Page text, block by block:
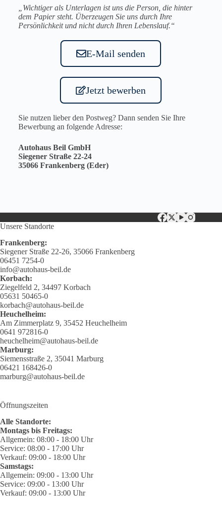
„Wichtiger als Unterlagen ist uns die Person, die hinter
dem Papier steht. Überzeugen Sie uns durch Ihre
Persönlichkeit und nicht durch Ihren Lebenslauf.“
E-Mail senden
Jetzt bewerben
Sie nutzen lieber den Postweg? Dann senden Sie Ihre
Bewerbung an folgende Adresse:
Autohaus Beil GmbH
Siegener Straße 22-24
35066 Frankenberg (Eder)
Unsere Standorte
Frankenberg:
Siegener Straße 22-26, 35066 Frankenberg
06451 7254-0
info@autohaus-beil.de
Korbach:
Ziegelfeld 2, 34497 Korbach
05631 50465-0
korbach@autohaus-beil.de
Heuchelheim:
Am Zimmerplatz 9, 35452 Heuchelheim
0641 972816-0
heuchelheim@autohaus-beil.de
Marburg:
Siemensstraße 2, 35041 Marburg
06421 168426-0
marburg@autohaus-beil.de
Öffnungszeiten
Alle Standorte:
Montags bis Freitags:
Allgemein: 08:00 - 18:00 Uhr
Service: 08:00 - 17:00 Uhr
Verkauf: 09:00 - 18:00 Uhr
Samstags:
Allgemein: 09:00 - 13:00 Uhr
Service: 09:00 - 13:00 Uhr
Verkauf: 09:00 - 13:00 Uhr